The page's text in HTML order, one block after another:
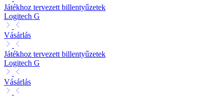
Játékhoz tervezett billentyűzetek
Logitech G
Vásárlás
Játékhoz tervezett billentyűzetek
Logitech G
Vásárlás